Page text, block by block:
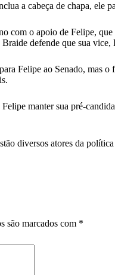
a cabeça de chapa,
com o apoio de Felipe,
defende que sua
Felipe ao Senado, mas
manter sua pré-
diversos atores da
são marcados com *